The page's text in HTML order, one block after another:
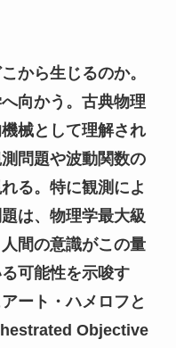
から生じるのか。
向かう。古典物理
械として理解され
問題や波動関数の
る。特に観測によ
は、物理学最大級
間の意識がこの量
可能性を示唆す
ート・ハメロフと
Objective